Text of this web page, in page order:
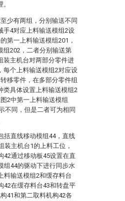
少有两组，分别输送不同
手4对应上料输送模组2设
第一上料输送模组201，
组202，二者分别输送第
装主机台对两部分零件进
每个上料输送模组2对应设
移零件，在多部分零件组
类具体设置上料输送模组2
2中第一上料输送模组
不同，但是二者可为相同
括直线移动模组44，直线
装主机台1的上料工位，
42通过移动板45设置在直
组44的驱动下进行同步水
料输送模组2和缓存料台
42在缓存料台43和转盘平
41和第二取料机构42各